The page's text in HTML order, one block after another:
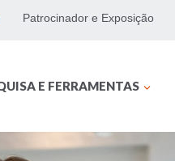
Patrocinador e Exposição
E FERRAMENTAS